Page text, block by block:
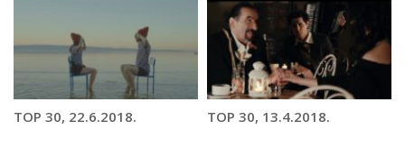
TOP 30, 22.6.2018. TOP 30, 13.4.2018.